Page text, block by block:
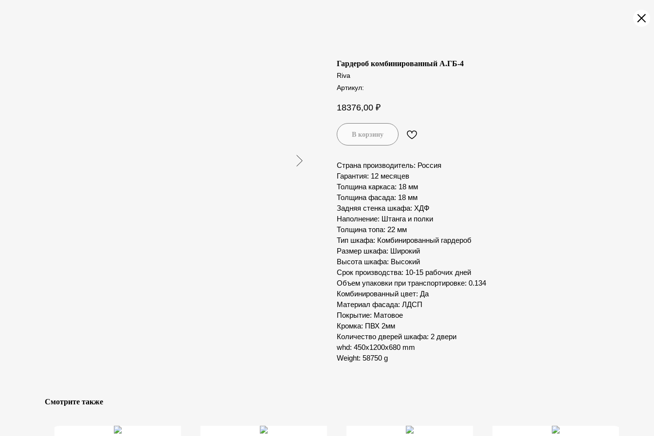
Гардероб комбинированный А.ГБ-4
Riva
Артикул:
18376,00 ₽
В корзину
Страна производитель: Россия
Гарантия: 12 месяцев
Толщина каркаса: 18 мм
Толщина фасада: 18 мм
Задняя стенка шкафа: ХДФ
Наполнение: Штанга и полки
Толщина топа: 22 мм
Тип шкафа: Комбинированный гардероб
Размер шкафа: Широкий
Высота шкафа: Высокий
Срок производства: 10-15 рабочих дней
Объем упаковки при транспортировке: 0.134
Комбинированный цвет: Да
Материал фасада: ЛДСП
Покрытие: Матовое
Кромка: ПВХ 2мм
Количество дверей шкафа: 2 двери
whd: 450x1200x680 mm
Weight: 58750 g
Смотрите также